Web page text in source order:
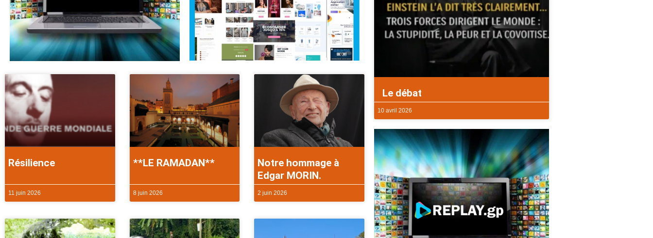
Résilience
11 juin 2026
**LE RAMADAN**
8 juin 2026
Notre hommage à
Edgar MORIN.
2 juin 2026
Le débat
10 avril 2026